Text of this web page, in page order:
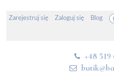
Zarejestruj się Zaloguj się Blog
+48